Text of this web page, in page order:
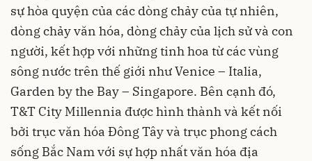
sự hòa quyện của các dòng chảy của tự nhiên,
dòng chảy văn hóa, dòng chảy của lịch sử và con
người, kết hợp với những tinh hoa từ các vùng
sông nước trên thế giới như Venice – Italia,
Garden by the Bay – Singapore. Bên cạnh đó,
T&T City Millennia được hình thành và kết nối
bởi trục văn hóa Đông Tây và trục phong cách
sống Bắc Nam với sự hợp nhất văn hóa địa